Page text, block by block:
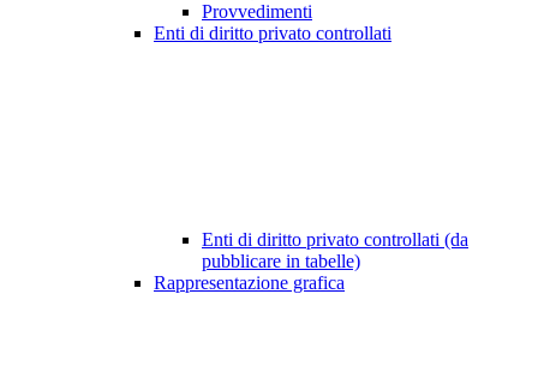
Provvedimenti
Enti di diritto privato controllati
Enti di diritto privato controllati (da
pubblicare in tabelle)
Rappresentazione grafica